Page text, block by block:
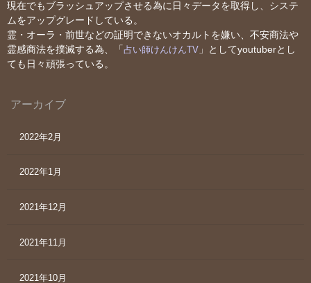
現在でもブラッシュアップさせる為に日々データを取得し、システ
ムをアップグレードしている。
霊・オーラ・前世などの証明できないオカルトを嫌い、不安商法や
霊感商法を撲滅する為、「 占い師けんけんTV 」としてyoutuberとし
ても日々頑張っている。
アーカイブ
2022年2月
2022年1月
2021年12月
2021年11月
2021年10月